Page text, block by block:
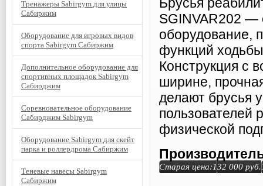
SGINVAR202 —
оборудование,
функций
Конструкция с
ширине,
делают брусья
пользователей
физической
Старая цена:132 000 руб.
Тренажеры Sabirgym для улицы
Сабиржим
Оборудование для игровых видов
спорта Sabirgym Сабиржим
Дополнительное оборудование для
спортивных площадок Sabirgym
Сабирджим
Соревновательное оборудование
Сабирджим Sabirgym
Оборудование Sabirgym для скейт
парка и роллердрома Сабиржим
Теневые навесы Sabirgym
Сабиржим